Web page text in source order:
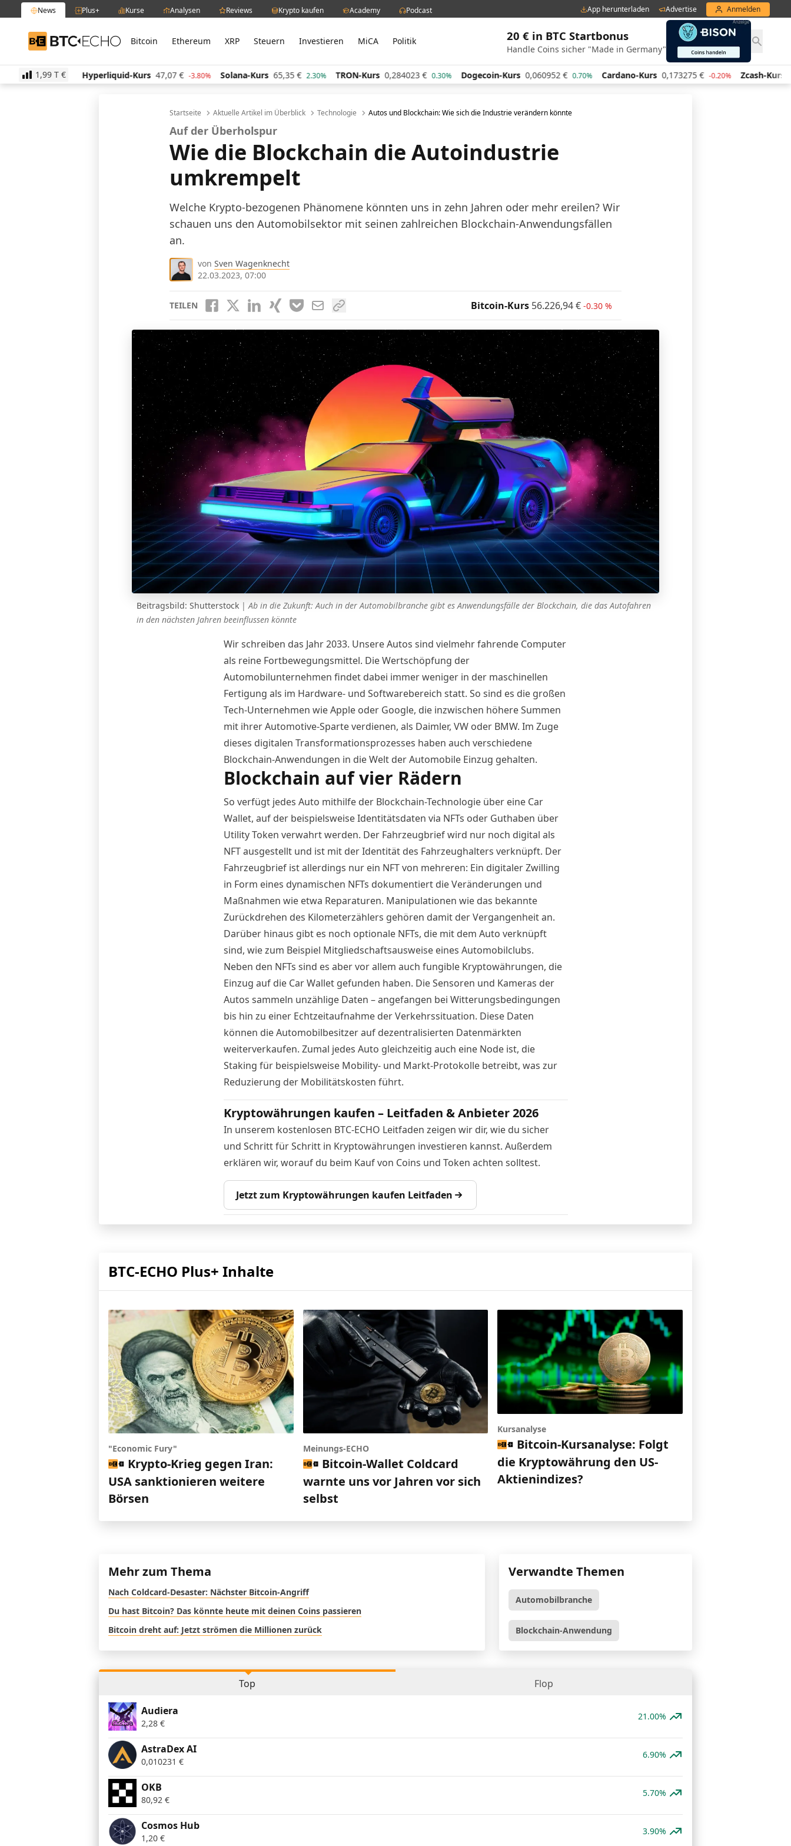
News Plus+ Kurse Analysen Reviews Krypto kaufen Academy Podcast App herunterladen Advertise Anmelden
BTC-ECHO Bitcoin Ethereum XRP Steuern Investieren MiCA Politik 20 € in BTC Startbonus
Handle Coins sicher "Made in Germany"
1,99 T €
1.10% Hyperliquid-Kurs 47,07 € -3.80% Solana-Kurs 65,35 € 2.30% TRON-Kurs 0,284023 € 0.30% Dogecoin-Kurs 0,060952 € 0.70% Cardano-Kurs 0,173275 € -0.20% Zcash-Kurs 434,46
Startseite Aktuelle Artikel im Überblick Technologie Autos und Blockchain: Wie sich die Industrie verändern könnte
Auf der Überholspur
Wie die Blockchain die Autoindustrie
umkrempelt
Welche Krypto-bezogenen Phänomene könnten uns in zehn Jahren oder mehr ereilen? Wir
schauen uns den Automobilsektor mit seinen zahlreichen Blockchain-Anwendungsfällen
an.
von Sven Wagenknecht
22.03.2023, 07:00
TEILEN Bitcoin-Kurs 56.226,94€ -0.30 %
Beitragsbild: Shutterstock | Ab in die Zukunft: Auch in der Automobilbranche gibt es Anwendungsfälle der Blockchain, die das Autofahren
in den nächsten Jahren beeinflussen könnte
Wir schreiben das Jahr 2033. Unsere Autos sind vielmehr fahrende Computer
als reine Fortbewegungsmittel. Die Wertschöpfung der
Automobilunternehmen findet dabei immer weniger in der maschinellen
Fertigung als im Hardware- und Softwarebereich statt. So sind es die großen
Tech-Unternehmen wie Apple oder Google, die inzwischen höhere Summen
mit ihrer Automotive-Sparte verdienen, als Daimler, VW oder BMW. Im Zuge
dieses digitalen Transformationsprozesses haben auch verschiedene
Blockchain-Anwendungen in die Welt der Automobile Einzug gehalten.
Blockchain auf vier Rädern
So verfügt jedes Auto mithilfe der Blockchain-Technologie über eine Car
Wallet, auf der beispielsweise Identitätsdaten via NFTs oder Guthaben über
Utility Token verwahrt werden. Der Fahrzeugbrief wird nur noch digital als
NFT ausgestellt und ist mit der Identität des Fahrzeughalters verknüpft. Der
Fahrzeugbrief ist allerdings nur ein NFT von mehreren: Ein digitaler Zwilling
in Form eines dynamischen NFTs dokumentiert die Veränderungen und
Maßnahmen wie etwa Reparaturen. Manipulationen wie das bekannte
Zurückdrehen des Kilometerzählers gehören damit der Vergangenheit an.
Darüber hinaus gibt es noch optionale NFTs, die mit dem Auto verknüpft
sind, wie zum Beispiel Mitgliedschaftsausweise eines Automobilclubs.
Neben den NFTs sind es aber vor allem auch fungible Kryptowährungen, die
Einzug auf die Car Wallet gefunden haben. Die Sensoren und Kameras der
Autos sammeln unzählige Daten – angefangen bei Witterungsbedingungen
bis hin zu einer Echtzeitaufnahme der Verkehrssituation. Diese Daten
können die Automobilbesitzer auf dezentralisierten Datenmärkten
weiterverkaufen. Zumal jedes Auto gleichzeitig auch eine Node ist, die
Staking für beispielsweise Mobility- und Markt-Protokolle betreibt, was zur
Reduzierung der Mobilitätskosten führt.
Kryptowährungen kaufen – Leitfaden & Anbieter 2026
In unserem kostenlosen BTC-ECHO Leitfaden zeigen wir dir, wie du sicher
und Schritt für Schritt in Kryptowährungen investieren kannst. Außerdem
erklären wir, worauf du beim Kauf von Coins und Token achten solltest.
Jetzt zum Kryptowährungen kaufen Leitfaden
BTC-ECHO Plus+ Inhalte
"Economic Fury"
Krypto-Krieg gegen Iran:
USA sanktionieren weitere
Börsen
Meinungs-ECHO
Bitcoin-Wallet Coldcard
warnte uns vor Jahren vor sich
selbst
Kursanalyse
Bitcoin-Kursanalyse: Folgt
die Kryptowährung den US-
Aktienindizes?
Mehr zum Thema
Nach Coldcard-Desaster: Nächster Bitcoin-Angriff
Du hast Bitcoin? Das könnte heute mit deinen Coins passieren
Bitcoin dreht auf: Jetzt strömen die Millionen zurück
Verwandte Themen
Automobilbranche
Blockchain-Anwendung
Top Flop
Audiera
2,28 €
21.00%
AstraDex AI
0,010231 €
6.90%
OKB
80,92 €
5.70%
Cosmos Hub
1,20 €
3.90%